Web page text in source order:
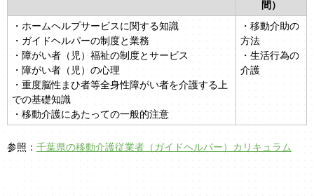
間）
・ホームヘルプサービスに関する知識
・ガイドヘルパーの制度と業務
・障がい者（児）福祉の制度とサービス
・障がい者（児）の心理
・重度脳性まひ者等全身性障がい者を介護する上
での基礎知識
・移動介護にあたっての一般的注意
・移動介助の
方法
・生活行為の
介護
参照： 千葉県の移動介護従業者（ガイドヘルパー）カリキュラム